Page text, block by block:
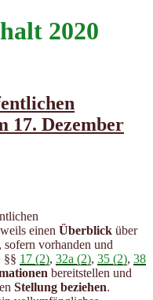
2020
17. Dezember
einen Überblick über
sofern vorhanden und
§§ 17 (2), 32a (2), 35 (2), 38
bereitstellen und
Stellung beziehen.